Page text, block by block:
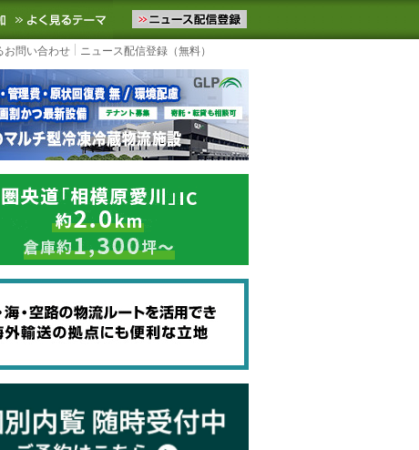
ュースをお届けします。物流ニュースメール配信を登録す
お気に入りに追加 よく見るテーマ
お問い合わせ ニュース配信登録（無料）